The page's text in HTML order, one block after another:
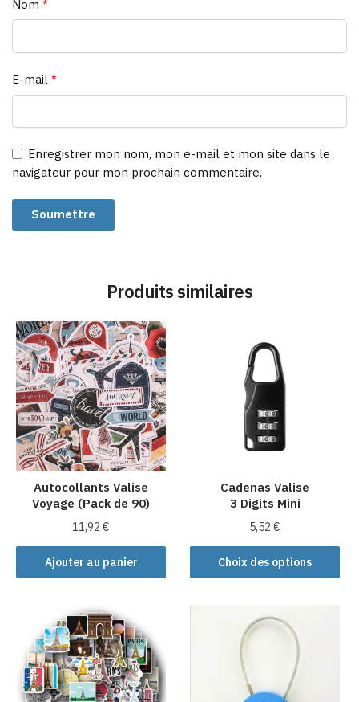
Nom *
E-mail *
Enregistrer mon nom, mon e-mail et mon site dans le
navigateur pour mon prochain commentaire.
Produits similaires
Autocollants Valise
Voyage (Pack de 90)
11,92€
Ajouter au panier
Cadenas Valise
3 Digits Mini
5,52€
Choix des options
Ce
produit
plusieurs
variations.
options
peuvent